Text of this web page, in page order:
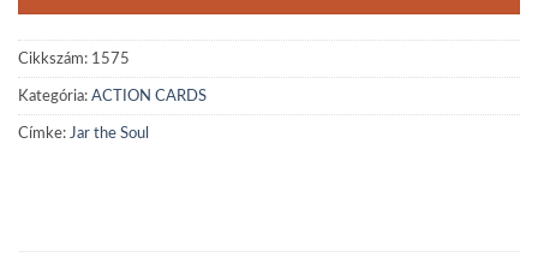
Cikkszám: 1575
Kategória: ACTION CARDS
Címke: Jar the Soul